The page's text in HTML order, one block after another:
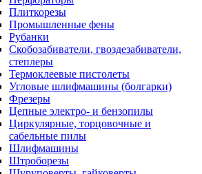
Плиткорезы
Промышленные фены
Рубанки
Скобозабиватели, гвоздезабиватели,
степлеры
Термоклеевые пистолеты
Угловые шлифмашины (болгарки)
Фрезеры
Цепные электро- и бензопилы
Циркулярные, торцовочные и
сабельные пилы
Шлифмашины
Штроборезы